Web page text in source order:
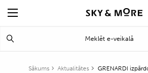
Sākums Aktualitātes
GRENARDI